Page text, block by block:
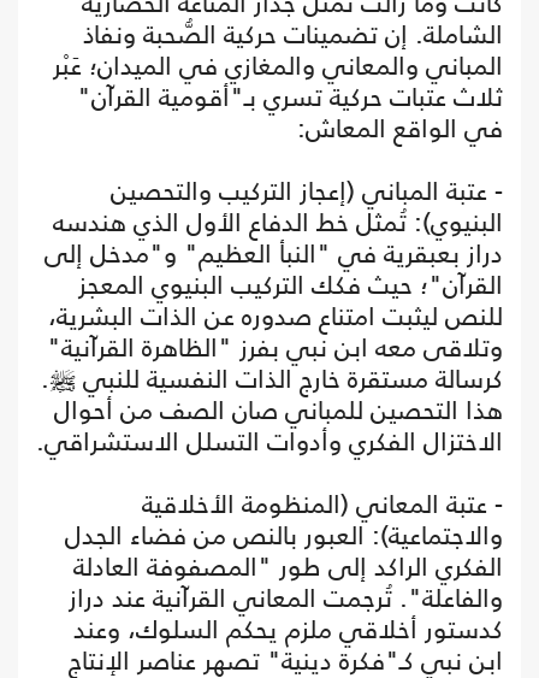
الشاملة. إن تضمينات حركية الصُّحبة ونفاذ
المباني والمعاني والمغازي في الميدان؛ عَبْر
ثلاث عتبات حركية تسري بـ"أقومية القرآن"
في الواقع المعاش:
- عتبة المباني (إعجاز التركيب والتحصين
البنيوي): تُمثل خط الدفاع الأول الذي هندسه
دراز بعبقرية في "النبأ العظيم" و"مدخل إلى
القرآن"؛ حيث فكك التركيب البنيوي المعجز
للنص ليثبت امتناع صدوره عن الذات البشرية،
وتلاقى معه ابن نبي بفرز "الظاهرة القرآنية"
كرسالة مستقرة خارج الذات النفسية للنبي ﷺ.
هذا التحصين للمباني صان الصف من أحوال
الاختزال الفكري وأدوات التسلل الاستشراقي.
- عتبة المعاني (المنظومة الأخلاقية
والاجتماعية): العبور بالنص من فضاء الجدل
الفكري الراكد إلى طور "المصفوفة العادلة
والفاعلة". تُرجمت المعاني القرآنية عند دراز
كدستور أخلاقي ملزم يحكم السلوك، وعند
ابن نبي كـ"فكرة دينية" تصهر عناصر الإنتاج